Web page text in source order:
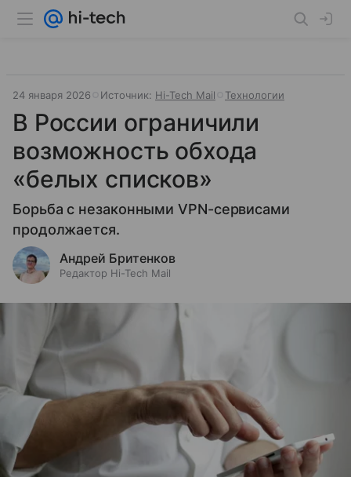
24 января 2026 Источник: Hi-Tech Mail Технологии
В России ограничили
возможность обхода
«белых списков»
Борьба с незаконными VPN-сервисами
продолжается.
Андрей Бритенков
Редактор Hi-Tech Mail